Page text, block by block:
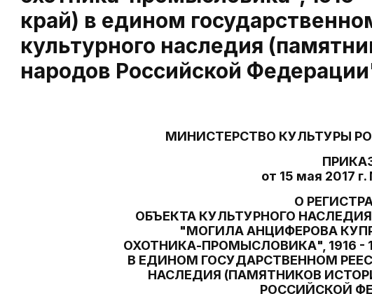
край) в едином
культурного наследия
народов Российской
МИНИСТЕРСТВО КУЛЬТУРЫ
от 15 мая 2017
О
ОБЪЕКТА КУЛЬТУРНОГО
"МОГИЛА АНЦИФЕРОВА
ОХОТНИКА-ПРОМЫСЛОВИКА", 1916 -
В ЕДИНОМ ГОСУДАРСТВЕННОМ
НАСЛЕДИЯ (ПАМЯТНИКОВ
РОССИЙСКОЙ